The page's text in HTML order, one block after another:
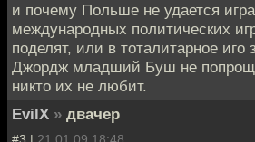
и почему Польше не удается
международных политических
поделят, или в тоталитарное иго
Джордж младший Буш не
никто их не любит.
EvilX » двачер